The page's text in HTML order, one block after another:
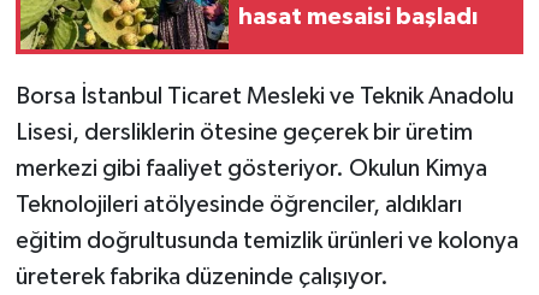
hasat mesaisi başladı
Borsa İstanbul Ticaret Mesleki ve Teknik Anadolu
Lisesi, dersliklerin ötesine geçerek bir üretim
merkezi gibi faaliyet gösteriyor. Okulun Kimya
Teknolojileri atölyesinde öğrenciler, aldıkları
eğitim doğrultusunda temizlik ürünleri ve kolonya
üreterek fabrika düzeninde çalışıyor.